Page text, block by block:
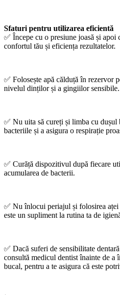
Sfaturi pentru utilizarea eficientă
✅ Începe cu o presiune joasă și apoi
confortul tău și eficiența rezultatelor.
✅ Folosește apă călduță în rezervor
nivelul dinților și a gingiilor sensibile.
✅ Nu uita să cureți și limba cu dușul
bacteriile și a asigura o respirație
✅ Curăță dispozitivul după fiecare
acumularea de bacterii.
✅ Nu înlocui periajul și folosirea aței
este un supliment la rutina ta de
✅ Dacă suferi de sensibilitate
consultă medicul dentist înainte de a
bucal, pentru a te asigura că este